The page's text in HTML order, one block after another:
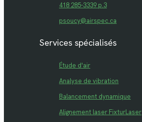
418 285-3339 p.3
psoucy@airspec.ca
Services spécialisés
Étude d'air
Analyse de vibration
Balancement dynamique
Alignement laser FixturLaser